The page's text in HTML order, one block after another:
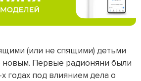
(или не спящими) детьми
новым. Первые радионяни были
годах под влиянием дела о